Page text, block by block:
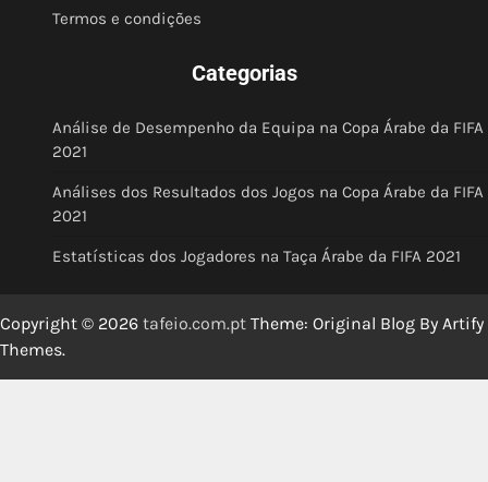
Termos e condições
Categorias
Análise de Desempenho da Equipa na Copa Árabe da FIFA
2021
Análises dos Resultados dos Jogos na Copa Árabe da FIFA
2021
Estatísticas dos Jogadores na Taça Árabe da FIFA 2021
Copyright © 2026 tafeio.com.pt Theme: Original Blog By Artify
Themes.